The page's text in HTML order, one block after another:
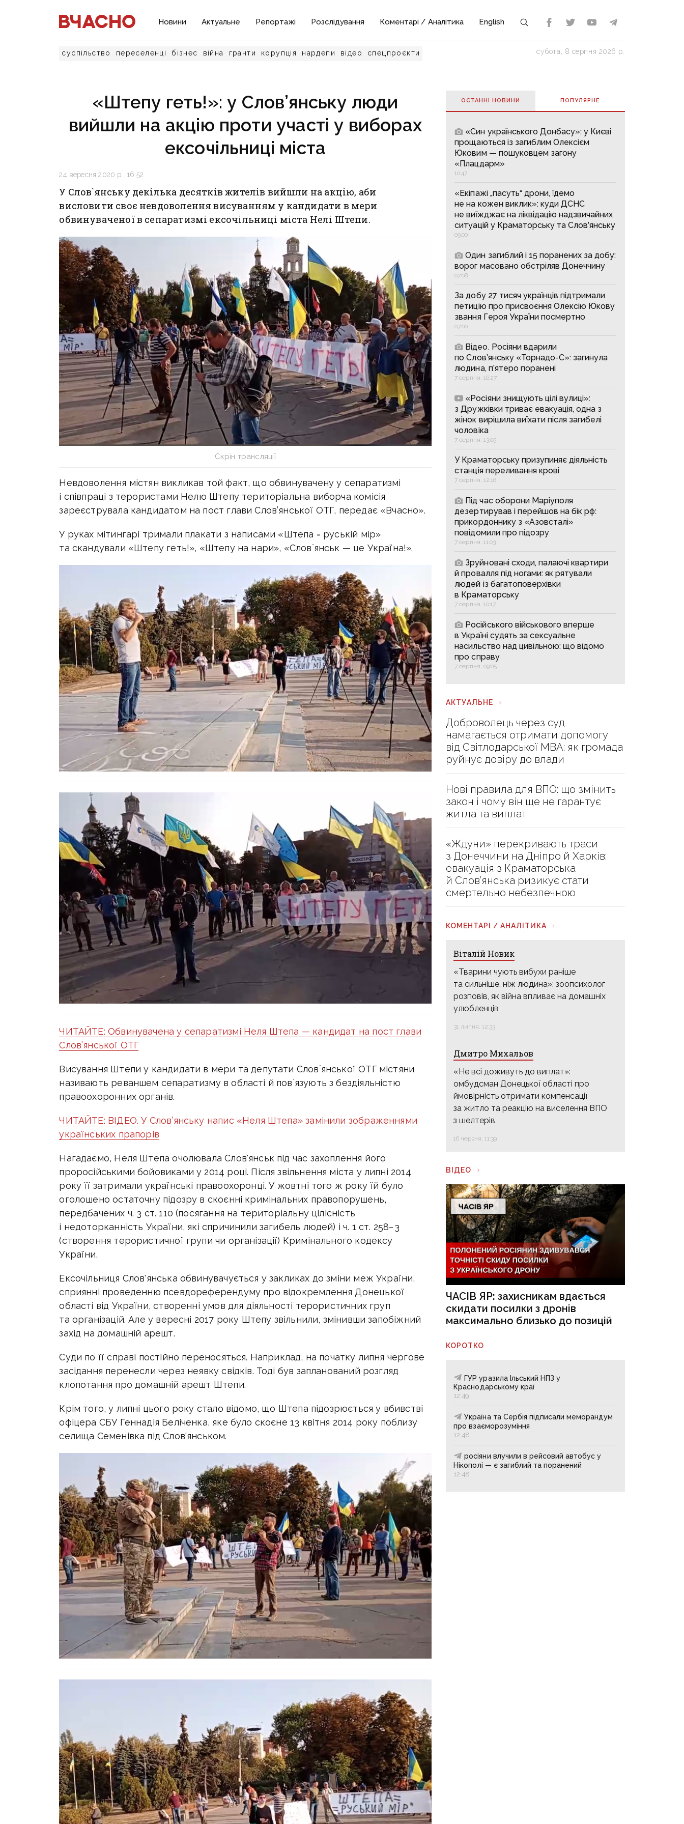
Новини Актуальне Репортажі Розслідування Коментарі / Аналітика English
суспільство переселенці бізнес війна гранти корупція нардепи відео спецпроєкти субота, 8 серпня 2026 р.
«Штепу геть!»: у Слов’янську люди
вийшли на акцію проти участі у виборах
ексочільниці міста
24 вересня 2020 р., 16:52
У Слов`янську декілька десятків жителів вийшли на акцію, аби
висловити своє невдоволення висуванням у кандидати в мери
обвинуваченої в сепаратизмі ексочільниці міста Нелі Штепи.
Скрін трансляції
Невдоволення містян викликав той факт, що обвинувачену у сепаратизмі
і співпраці з терористами Нелю Штепу територіальна виборча комісія
зареєструвала кандидатом на пост глави Слов’янської ОТГ, передає «Вчасно».
У руках мітингарі тримали плакати з написами «Штепа = руській мір»
та скандували «Штепу геть!», «Штепу на нари», «Слов`янськ — це Україна!».
ЧИТАЙТЕ: Обвинувачена у сепаратизмі Неля Штепа — кандидат на пост глави
Слов’янської ОТГ
Висування Штепи у кандидати в мери та депутати Слов`янської ОТГ містяни
називають реваншем сепаратизму в області й пов`язують з бездіяльністю
правоохоронних органів.
ЧИТАЙТЕ: ВІДЕО. У Слов’янську напис «Неля Штепа» замінили зображеннями
українських прапорів
Нагадаємо, Неля Штепа очолювала Слов'янськ під час захоплення його
проросійськими бойовиками у 2014 році. Після звільнення міста у липні 2014
року її затримали українські правоохоронці. У жовтні того ж року їй було
оголошено остаточну підозру в скоєнні кримінальних правопорушень,
передбачених ч. 3 ст. 110 (посягання на територіальну цілісність
і недоторканність України, які спричинили загибель людей) і ч. 1 ст. 258−3
(створення терористичної групи чи організації) Кримінального кодексу
України.
Ексочільниця Слов'янська обвинувачується у закликах до зміни меж України,
сприянні проведенню псевдореферендуму про відокремлення Донецької
області від України, створенні умов для діяльності терористичних груп
та організацій. Але у вересні 2017 року Штепу звільнили, змінивши запобіжний
захід на домашній арешт.
Суди по її справі постійно переносяться. Наприклад, на початку липня чергове
засідання перенесли через неявку свідків. Тоді був запланований розгляд
клопотання про домашній арешт Штепи.
Крім того, у липні цього року стало відомо, що Штепа підозрюється у вбивстві
офіцера СБУ Геннадія Беліченка, яке було скоєне 13 квітня 2014 року поблизу
селища Семенівка під Слов'янськом.
ОСТАННІ НОВИНИ ПОПУЛЯРНE
«Син українського Донбасу»: у Києві
прощаються із загиблим Олексієм
Юковим — пошуковцем загону
«Плацдарм»
10:47
«Екіпажі „пасуть“ дрони, їдемо
не на кожен виклик»: куди ДСНС
не виїжджає на ліквідацію надзвичайних
ситуацій у Краматорську та Слов’янську
09:00
Один загиблий і 15 поранених за добу:
ворог масовано обстріляв Донеччину
07:08
За добу 27 тисяч українців підтримали
петицію про присвоєння Олексію Юкову
звання Героя України посмертно
07:00
Відео. Росіяни вдарили
по Слов’янську «Торнадо-С»: загинула
людина, п’ятеро поранені
7 серпня, 16:27
«Росіяни знищують цілі вулиці»:
з Дружківки триває евакуація, одна з
жінок вирішила виїхати після загибелі
чоловіка
7 серпня, 13:05
У Краматорську призупиняє діяльність
станція переливання крові
7 серпня, 12:16
Під час оборони Маріуполя
дезертирував і перейшов на бік рф:
прикордоннику з «Азовсталі»
повідомили про підозру
7 серпня, 11:03
Зруйновані сходи, палаючі квартири
й провалля під ногами: як рятували
людей із багатоповерхівки
в Краматорську
7 серпня, 10:17
Російського військового вперше
в Україні судять за сексуальне
насильство над цивільною: що відомо
про справу
7 серпня, 09:05
АКТУАЛЬНЕ
Доброволець через суд
намагається отримати допомогу
від Світлодарської МВА: як громада
руйнує довіру до влади
Нові правила для ВПО: що змінить
закон і чому він ще не гарантує
житла та виплат
«Ждуни» перекривають траси
з Донеччини на Дніпро й Харків:
евакуація з Краматорська
й Слов’янська ризикує стати
смертельно небезпечною
КОМЕНТАРІ / АНАЛІТИКА
Віталій Новик
«Тварини чують вибухи раніше
та сильніше, ніж людина»: зоопсихолог
розповів, як війна впливає на домашніх
улюбленців
31 липня, 12:33
Дмитро Михальов
«Не всі доживуть до виплат»:
омбудсман Донецької області про
ймовірність отримати компенсації
за житло та реакцію на виселення ВПО
з шелтерів
16 червня, 11:39
ВІДЕО
ЧАСІВ ЯР: захисникам вдається
скидати посилки з дронів
максимально близько до позицій
КОРОТКО
ГУР уразила Ільський НПЗ у
Краснодарському краї
12:49
Україна та Сербія підписали меморандум
про взаєморозуміння
12:48
росіяни влучили в рейсовий автобус у
Нікополі — є загиблий та поранений
12:48